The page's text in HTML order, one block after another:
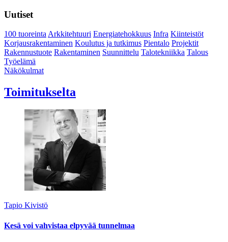
Uutiset
100 tuoreintaArkkitehtuuri Energiatehokkuus Infra Kiinteistöt
Korjausrakentaminen Koulutus ja tutkimus Pientalo Projektit
Rakennustuote Rakentaminen Suunnittelu Talotekniikka Talous
Työelämä
Näkökulmat
Toimitukselta
Tapio Kivistö
Kesä voi vahvistaa elpyvää tunnelmaa